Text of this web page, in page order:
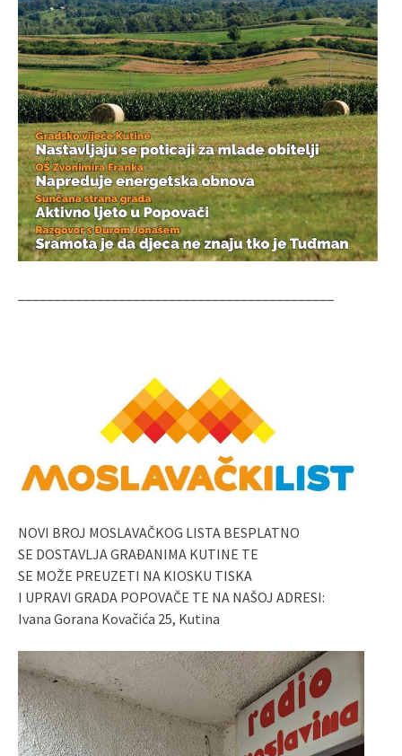
NOVI BROJ MOSLAVAČKOG LISTA BESPLATNO
SE DOSTAVLJA GRAĐANIMA KUTINE TE
SE MOŽE PREUZETI NA KIOSKU TISKA
I UPRAVI GRADA POPOVAČE TE NA NAŠOJ ADRESI:
Ivana Gorana Kovačića 25, Kutina